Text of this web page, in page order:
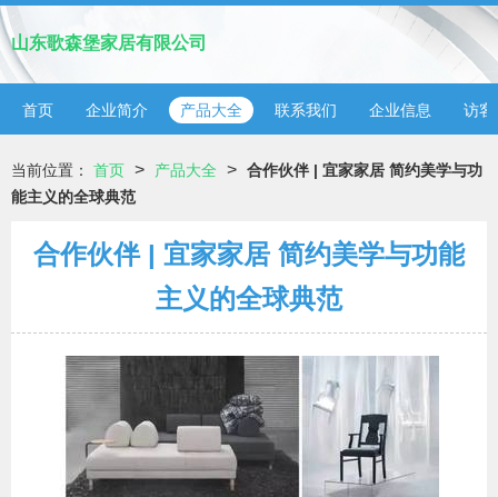
山东歌森堡家居有限公司
首页 企业简介 产品大全 联系我们 企业信息 访客
当前位置： 首页 > 产品大全 > 合作伙伴 | 宜家家居 简约美学与功
能主义的全球典范
合作伙伴 | 宜家家居 简约美学与功能
主义的全球典范